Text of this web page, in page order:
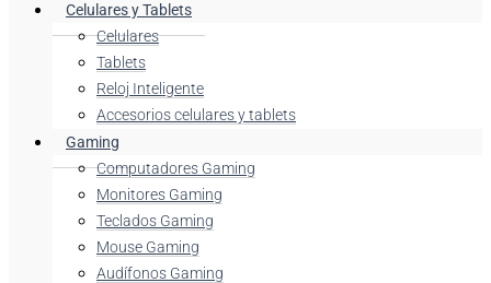
Celulares y Tablets
Celulares
Tablets
Reloj Inteligente
Accesorios celulares y tablets
Gaming
Computadores Gaming
Monitores Gaming
Teclados Gaming
Mouse Gaming
Audífonos Gaming